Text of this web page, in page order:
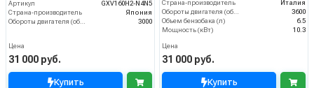
Артикул
GXV160H2-N4N5
Страна-производитель
Япония
3000
Цена
31 000 руб.
Купить
Страна-производитель
Италия
3600
Объем бензобака (л)
6.5
Мощность (кВт)
10.3
Цена
31 000 руб.
Купить